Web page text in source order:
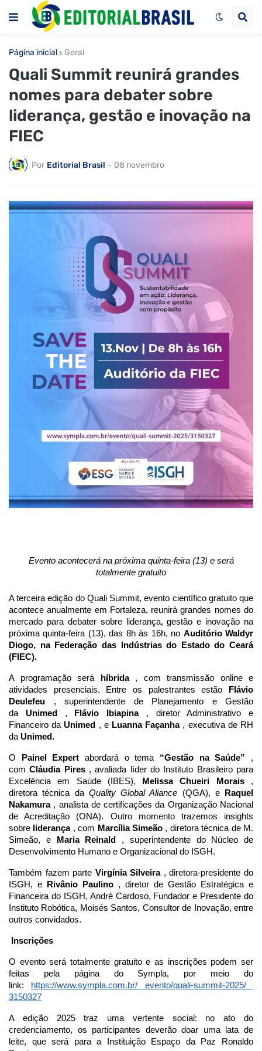
Página inicial Geral
Quali Summit reunirá grandes
nomes para debater sobre
liderança, gestão e inovação na
FIEC
Por Editorial Brasil - 08 novembro
Evento acontecerá na próxima quinta-feira (13) e será
totalmente gratuito
A terceira edição do Quali Summit, evento científico gratuito que
acontece anualmente em Fortaleza, reunirá grandes nomes do
mercado para debater sobre liderança, gestão e inovação na
próxima quinta-feira (13), das 8h às 16h, no Auditório Waldyr
Diogo, na Federação das Indústrias do Estado do Ceará
(FIEC).
A programação será híbrida , com transmissão online e
atividades presenciais. Entre os palestrantes estão
Flávio
Deulefeu , superintendente de Planejamento e Gestão
da Unimed , Flávio Ibiapina , diretor Administrativo e
Financeiro daUnimed , e Luanna Façanha , executiva de RH
da Unimed.
O Painel Expertabordará o tema “Gestão na Saúde” ,
comCláudia Pires , avaliada líder do Instituto Brasileiro para
Excelência em Saúde (IBES),
Melissa Chueiri Morais ,
diretora técnica da Quality Global Aliance (QGA), e
Raquel
Nakamura , analista de certificações da Organização Nacional
de Acreditação (ONA). Outro momento trazemos insights
sobre liderança , com Marcília Simeão , diretora técnica de M.
Simeão, e
Maria Reinald , superintendente do Núcleo de
Desenvolvimento Humano e Organizacional do ISGH.
Também fazem parte Virgínia Silveira , diretora-presidente do
ISGH, e
Rivânio Paulino , diretor de Gestão Estratégica e
Financeira do ISGH, André Cardoso, Fundador e Presidente do
Instituto Robótica, Moisés Santos, Consultor de Inovação, entre
outros convidados.
Inscrições
O evento será totalmente gratuito e as inscrições podem ser
feitas pela página do Sympla, por meio do
link:
https://www.sympla.com.br/ evento/quali-summit-2025/
3150327
A edição 2025 traz uma vertente social: no ato do
credenciamento, os participantes deverão doar uma lata de
leite, que será para a Instituição Espaço da Paz Ronaldo